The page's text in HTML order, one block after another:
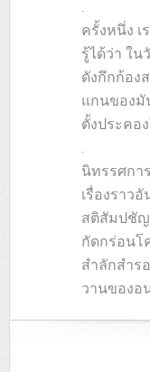
.
ครั้งหนึ่ง เ
รู้ได้ว่า ใ
ดังกึกก้อง
แกนของมั
ตั้งประคอ
.
นิทรรศกา
เรื่องราว
สติสัมปชัญ
กัดกร่อนโ
สำลักสำร
วานของอ